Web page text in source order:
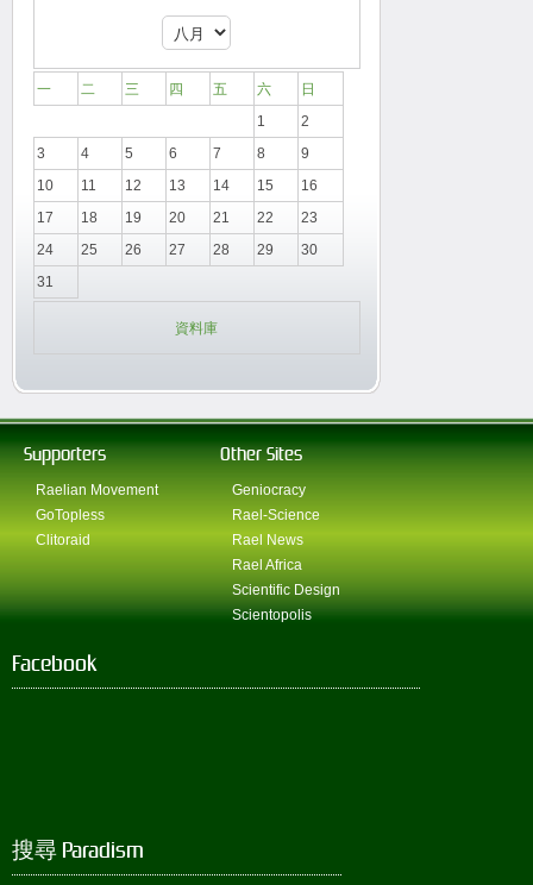
一 二 三 四 五 六
日
1
2
3
4 5 6 7 8
9
10
11 12 13 14 15
16
17
18 19 20 21 22
23
24
25 26 27 28 29
30
31
資料庫
Supporters
Raelian Movement
GoTopless
Clitoraid
Other Sites
Geniocracy
Rael-Science
Rael News
Rael Africa
Scientific Design
Scientopolis
Facebook
搜尋 Paradism